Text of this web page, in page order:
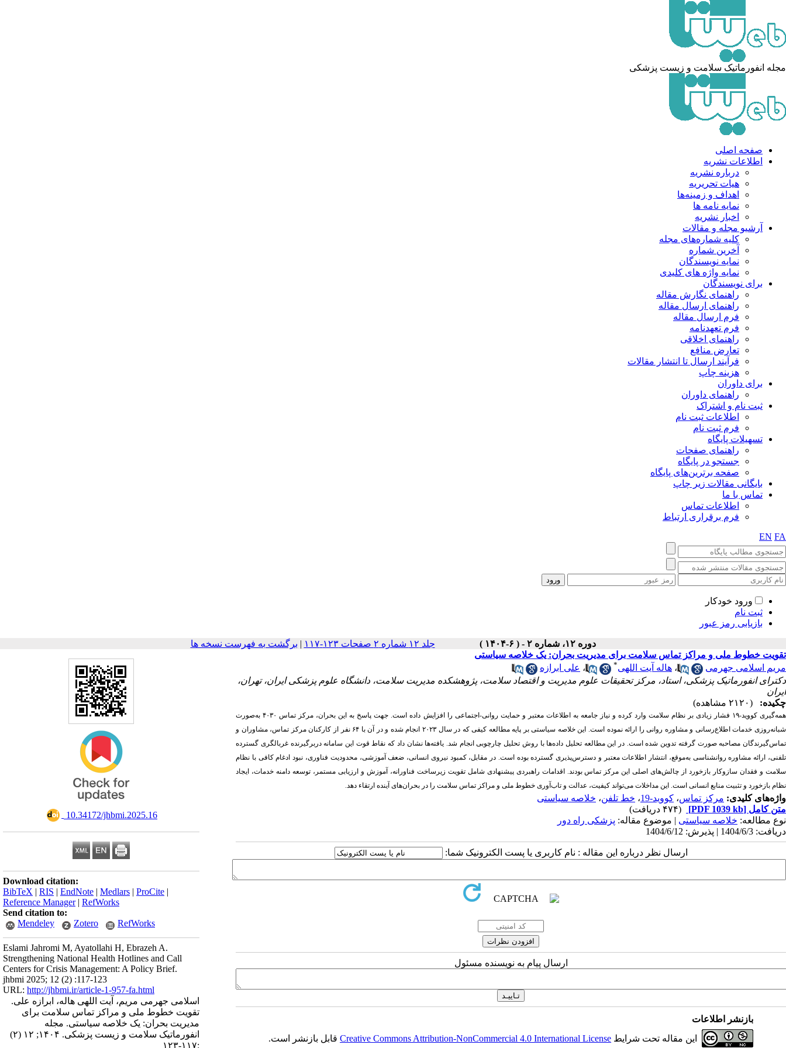
مجله انفورماتیک سلامت و زیست پزشکی
صفحه اصلی
اطلاعات نشریه
درباره نشریه
هیات تحریریه
اهداف و زمینه‌ها
نمایه نامه ها
اخبار نشریه
آرشیو مجله و مقالات
کلیه شماره‌های مجله
آخرین شماره
نمایه نویسندگان
نمایه واژه های کلیدی
برای نویسندگان
راهنمای نگارش مقاله
راهنمای ارسال مقاله
فرم ارسال مقاله
فرم تعهدنامه
راهنمای اخلاقی
تعارض منافع
فرآیند ارسال تا انتشار مقالات
هزینه چاپ
برای داوران
راهنمای داوران
ثبت نام و اشتراک
اطلاعات ثبت نام
فرم ثبت نام
تسهیلات پایگاه
راهنمای صفحات
جستجو در پایگاه
صفحه برترین‌های پایگاه
بایگانی مقالات زیر چاپ
تماس با ما
اطلاعات تماس
فرم برقراری ارتباط
EN FA
ورود خودکار
ثبت نام
بازیابی رمز عبور
دوره ۱۲، شماره ۲ - ( ۶-۱۴۰۴ ) جلد ۱۲ شماره ۲ صفحات ۱۲۳-۱۱۷ | برگشت به فهرست نسخه ها
‎ 10.34172/jhbmi.2025.16
Download citation:
BibTeX | RIS | EndNote | Medlars | ProCite |
Reference Manager| RefWorks
Send citation to:
Mendeley
Zotero RefWorks
Eslami Jahromi M, Ayatollahi H, Ebrazeh A.
Strengthening National Health Hotlines and Call
Centers for Crisis Management: A Policy Brief.
jhbmi 2025; 12 (2) :117-123
URL: http://jhbmi.ir/article-1-957-fa.html
اسلامی جهرمی مریم، آیت اللهی هاله، ابرازه علی.
تقویت خطوط ملی و مراکز تماس سلامت برای
مدیریت بحران: یک خلاصه سیاستی. مجله
انفورماتیک سلامت و زیست پزشکی. ۱۴۰۴; ۱۲ (۲)
:۱۱۷-۱۲۳
تقویت خطوط ملی و مراکز تماس سلامت برای مدیریت بحران: یک خلاصه سیاستی
مریم اسلامی جهرمی
، هاله آیت اللهی* ، علی ابرازه
دکترای انفورماتیک پزشکی، استاد، مرکز تحقیقات علوم مدیریت و اقتصاد سلامت، پژوهشکده مدیریت سلامت، دانشگاه علوم پزشکی ایران، تهران،
ایران
چکیده:
(۲۱۲۰ مشاهده)
همه‌گیری کووید-۱۹ فشار زیادی بر نظام سلامت وارد کرده و نیاز جامعه به اطلاعات معتبر و حمایت روانی-اجتماعی را افزایش داده است. جهت پاسخ به این بحران، مرکز تماس ۴۰۳۰ به‌صورت
شبانه‌روزی خدمات اطلاع‌رسانی و مشاوره روانی را ارائه نموده است. این خلاصه سیاستی بر پایه مطالعه کیفی که در سال ۲۰۲۳ انجام شده و در آن با ۶۴ نفر از کارکنان مرکز تماس، مشاوران و
تماس‌گیرندگان مصاحبه صورت گرفته تدوین شده است. در این مطالعه تحلیل داده‌ها با روش تحلیل چارچوبی انجام شد. یافته‌ها نشان داد که نقاط قوت این سامانه دربرگیرنده غربالگری گسترده
تلفنی، ارائه مشاوره روانشناسی به‌موقع، انتشار اطلاعات معتبر و دسترس‌پذیری گسترده بوده است. در مقابل، کمبود نیروی انسانی، ضعف آموزشی، محدودیت فناوری، نبود ادغام کافی با نظام
سلامت و فقدان سازوکار بازخورد از چالش‌های اصلی این مرکز تماس بودند. اقدامات راهبردی پیشنهادی شامل تقویت زیرساخت فناورانه، آموزش و ارزیابی مستمر، توسعه دامنه خدمات، ایجاد
نظام بازخورد و تثبیت منابع انسانی است. این مداخلات می‌تواند کیفیت، عدالت و تاب‌آوری خطوط ملی و مراکز تماس سلامت را در بحران‌های آینده ارتقاء دهد.
واژه‌های کلیدی: مرکز تماس، کووید-19 ، خط تلفن، خلاصه سیاستی
متن کامل [PDF 1039 kb]
(۴۷۴ دریافت)
نوع مطالعه: خلاصه سیاستی | موضوع مقاله: پزشکی راه دور
دریافت: 1404/6/3 | پذیرش: 1404/6/12
ارسال نظر درباره این مقاله : نام کاربری یا پست الکترونیک شما:
ارسال پیام به نویسنده مسئول
بازنشر اطلاعات
این مقاله تحت شرایط Creative Commons Attribution-NonCommercial 4.0 International Licenseقابل بازنشر است.